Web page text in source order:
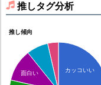
推しタグ分析
推し傾向
カッコいい
面白い